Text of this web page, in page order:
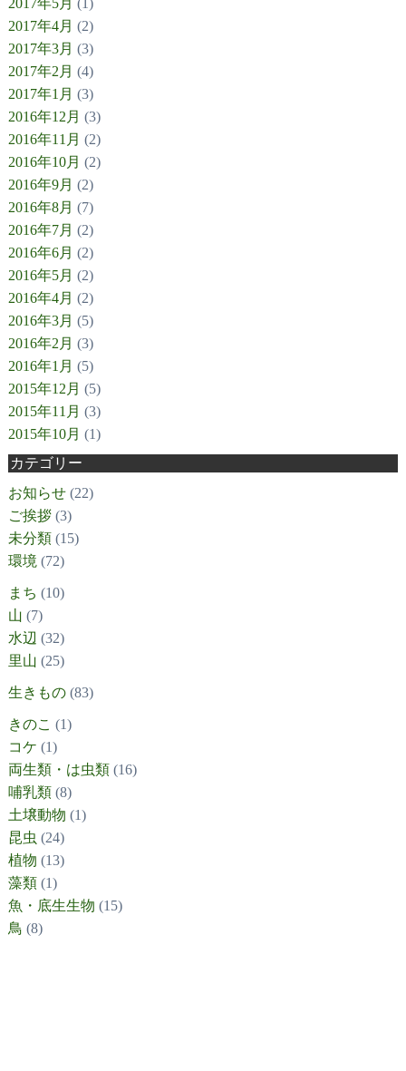
2017年5月 (1)
2017年4月 (2)
2017年3月 (3)
2017年2月 (4)
2017年1月 (3)
2016年12月 (3)
2016年11月 (2)
2016年10月 (2)
2016年9月 (2)
2016年8月 (7)
2016年7月 (2)
2016年6月 (2)
2016年5月 (2)
2016年4月 (2)
2016年3月 (5)
2016年2月 (3)
2016年1月 (5)
2015年12月 (5)
2015年11月 (3)
2015年10月 (1)
カテゴリー
お知らせ(22)
ご挨拶(3)
未分類(15)
環境 (72)
まち (10)
山 (7)
水辺 (32)
里山 (25)
生きもの(83)
きのこ (1)
コケ (1)
両生類・は虫類(16)
哺乳類(8)
土壌動物 (1)
昆虫 (24)
植物 (13)
藻類(1)
魚・底生生物 (15)
鳥 (8)